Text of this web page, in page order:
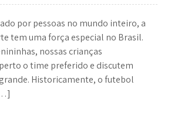
por pessoas no mundo inteiro, a
tem uma força especial no Brasil.
nossas crianças
o time preferido e discutem
Historicamente, o futebol